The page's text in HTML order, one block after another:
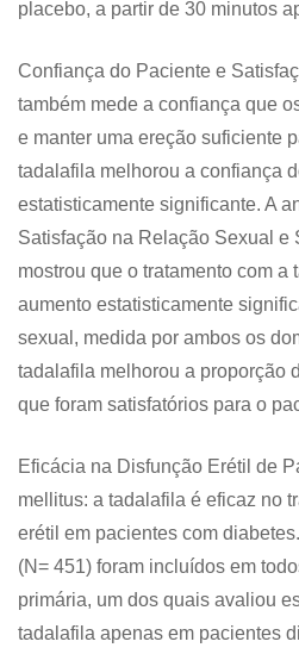
placebo, a partir de 30 minutos
Confiança do Paciente e
também mede a confiança que
e manter uma ereção suficiente
tadalafila melhorou a confiança
estatisticamente significante. A
Satisfação na Relação Sexual e
mostrou que o tratamento com a
aumento estatisticamente
sexual, medida por ambos os
tadalafila melhorou a proporção
que foram satisfatórios para o
Eficácia na Disfunção Erétil de
mellitus: a tadalafila é eficaz no
erétil em pacientes com
(N= 451) foram incluídos em
primária, um dos quais avaliou
tadalafila apenas em pacientes